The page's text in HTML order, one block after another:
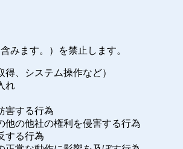
みます。）を禁止します。
、システム操作など）
れ
害する行為
他の他社の権利を侵害する行為
する行為